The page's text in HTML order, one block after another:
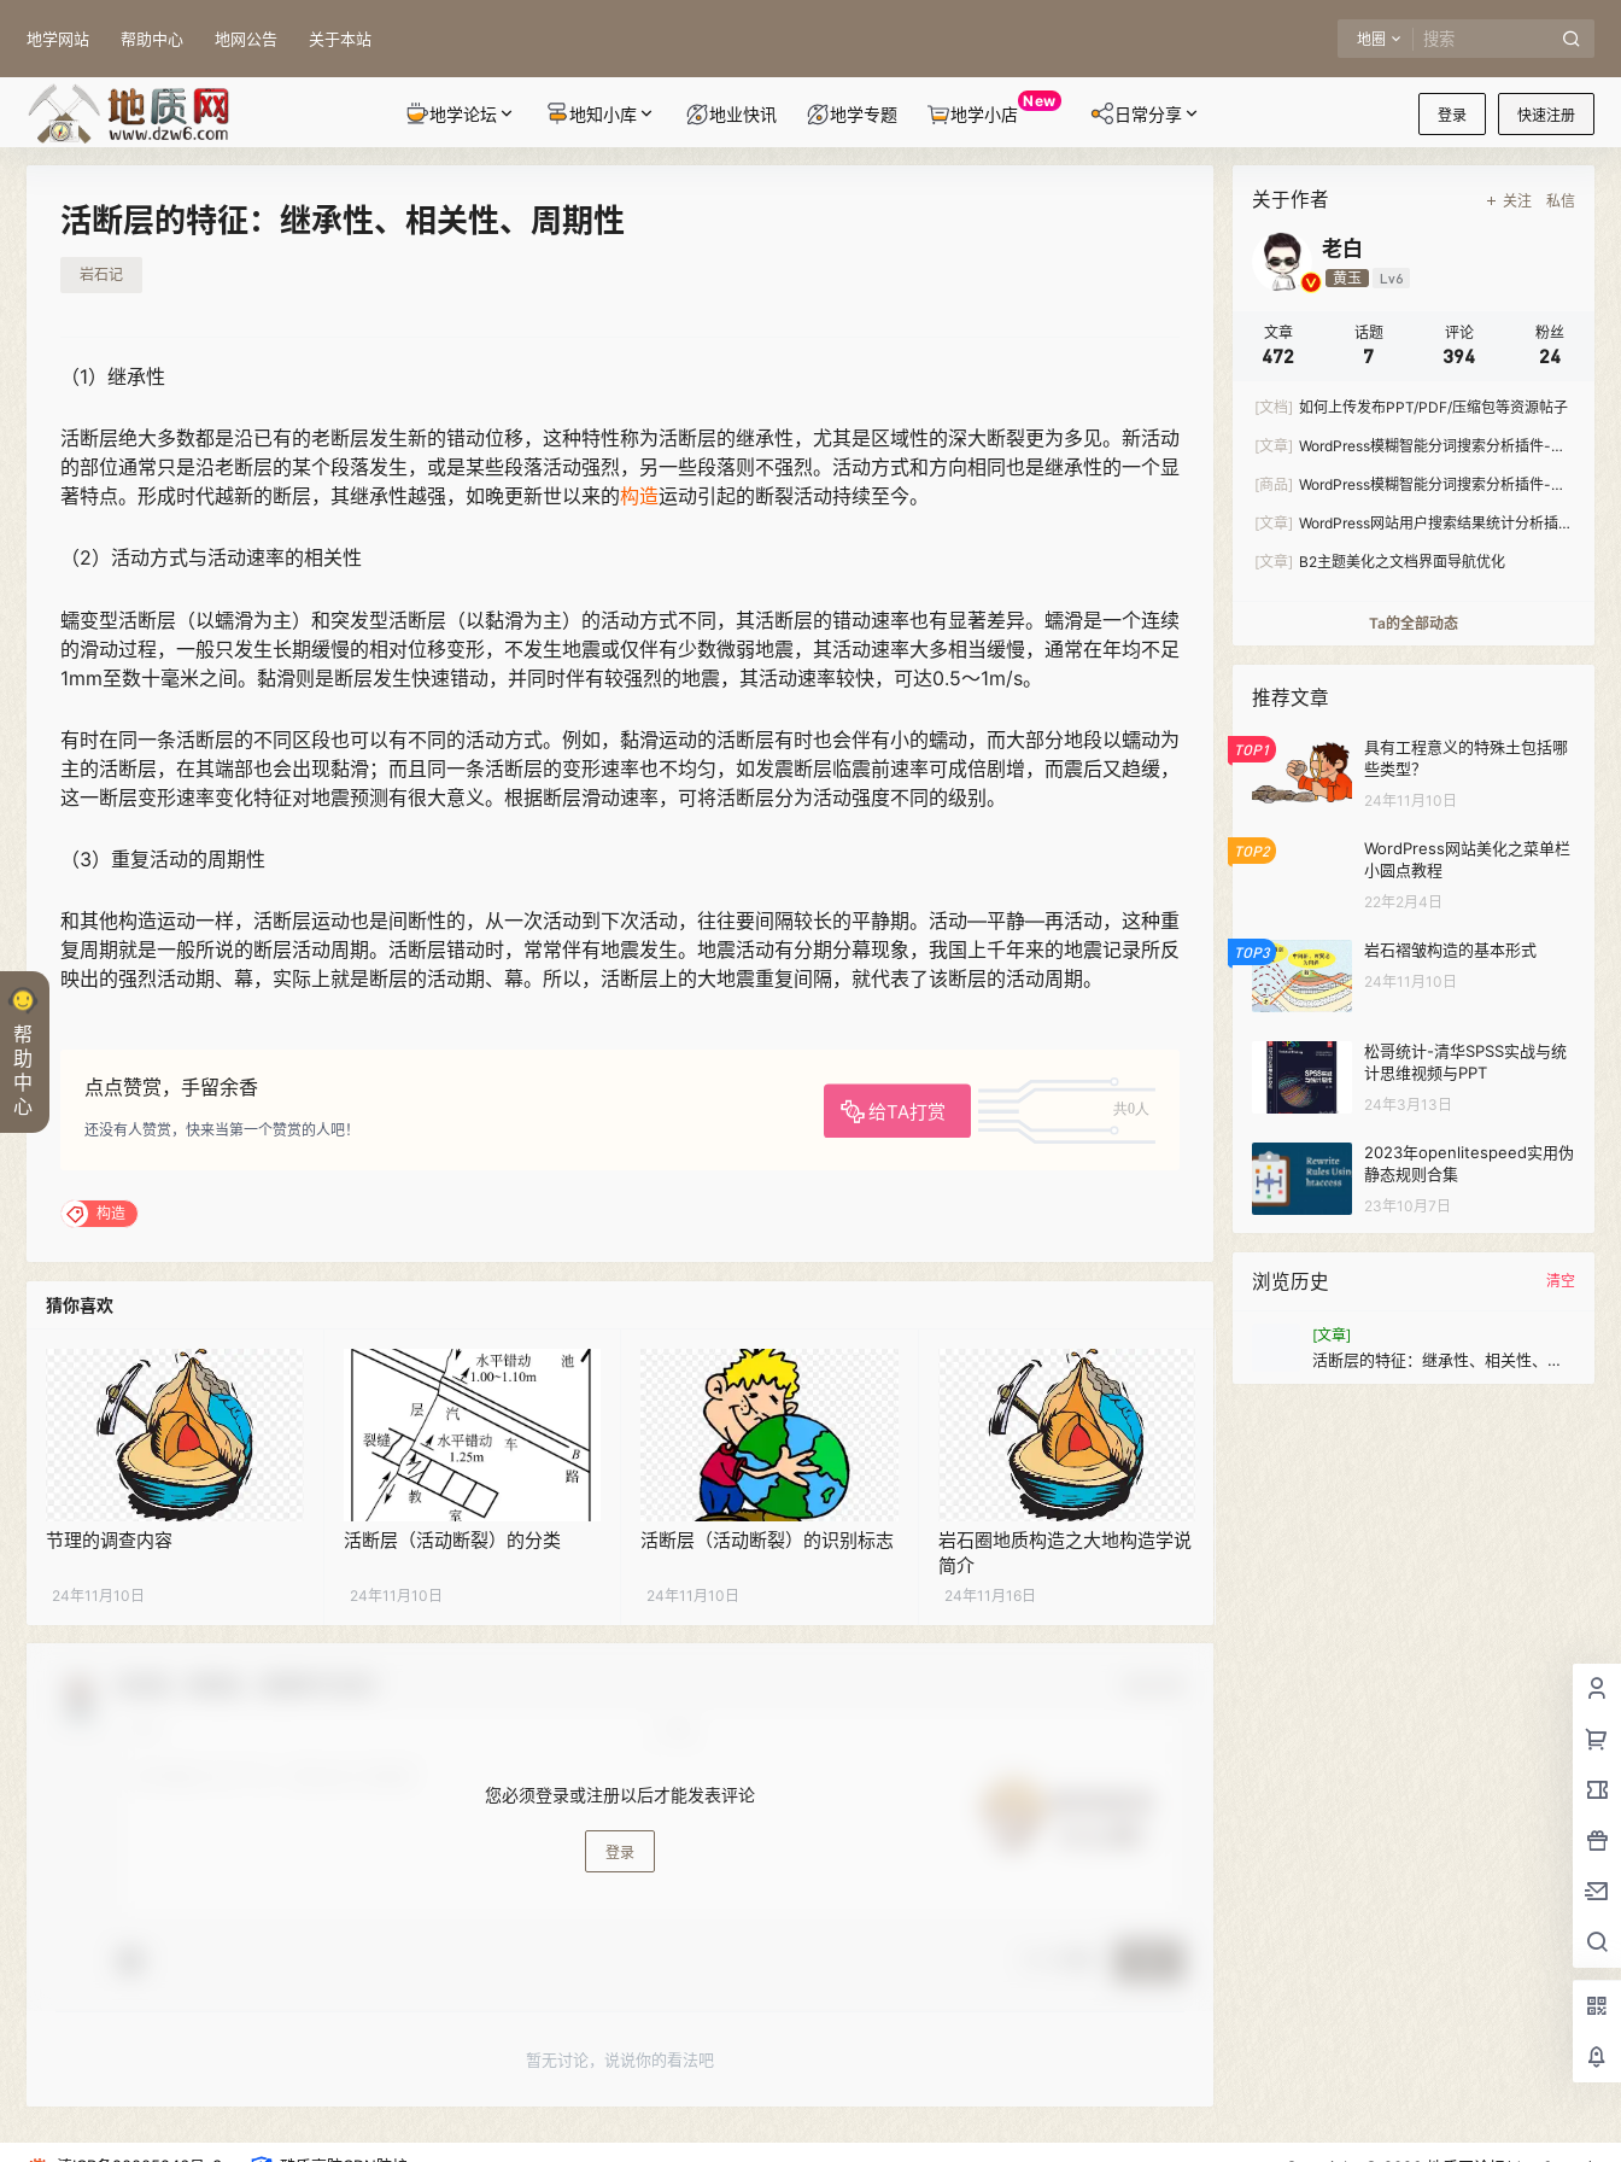
帮
助
中
心
地学网站 帮助中心 地网公告 关于本站 地圈
登录 快速注册
地学论坛 地知小库 地业快讯 地学专题 地学小店
New
日常分享
活断层的特征：继承性、相关性、周期性
岩石记
（1）继承性
活断层绝大多数都是沿已有的老断层发生新的错动位移，这种特性称为活断层的继承性，尤其是区域性的深大断裂更为多见。新活动
的部位通常只是沿老断层的某个段落发生，或是某些段落活动强烈，另一些段落则不强烈。活动方式和方向相同也是继承性的一个显
著特点。形成时代越新的断层，其继承性越强，如晚更新世以来的构造运动引起的断裂活动持续至今。
（2）活动方式与活动速率的相关性
蠕变型活断层（以蠕滑为主）和突发型活断层（以黏滑为主）的活动方式不同，其活断层的错动速率也有显著差异。蠕滑是一个连续
的滑动过程，一般只发生长期缓慢的相对位移变形，不发生地震或仅伴有少数微弱地震，其活动速率大多相当缓慢，通常在年均不足
1mm至数十毫米之间。黏滑则是断层发生快速错动，并同时伴有较强烈的地震，其活动速率较快，可达0.5～1m/s。
有时在同一条活断层的不同区段也可以有不同的活动方式。例如，黏滑运动的活断层有时也会伴有小的蠕动，而大部分地段以蠕动为
主的活断层，在其端部也会出现黏滑；而且同一条活断层的变形速率也不均匀，如发震断层临震前速率可成倍剧增，而震后又趋缓，
这一断层变形速率变化特征对地震预测有很大意义。根据断层滑动速率，可将活断层分为活动强度不同的级别。
（3）重复活动的周期性
和其他构造运动一样，活断层运动也是间断性的，从一次活动到下次活动，往往要间隔较长的平静期。活动—平静—再活动，这种重
复周期就是一般所说的断层活动周期。活断层错动时，常常伴有地震发生。地震活动有分期分幕现象，我国上千年来的地震记录所反
映出的强烈活动期、幕，实际上就是断层的活动期、幕。所以，活断层上的大地震重复间隔，就代表了该断层的活动周期。
点点赞赏，手留余香
给TA打赏 共0人
还没有人赞赏，快来当第一个赞赏的人吧！
构造
猜你喜欢
节理的调查内容
24年11月10日
活断层（活动断裂）的分类
24年11月10日
活断层（活动断裂）的识别标志
24年11月10日
岩石圈地质构造之大地构造学说
简介
24年11月16日
您必须登录或注册以后才能发表评论
登录
暂无讨论，说说你的看法吧
关于作者 关注 私信
老白
黄玉 Lv6
文章
472
话题
7
评论
394
粉丝
24
[文档] 如何上传发布PPT/PDF/压缩包等资源帖子
[文章] WordPress模糊智能分词搜索分析插件-
[商品] WordPress模糊智能分词搜索分析插件-
[文章] WordPress网站用户搜索结果统计分析插
[文章] B2主题美化之文档界面导航优化
Ta的全部动态
推荐文章
TOP1
具有工程意义的特殊土包括哪
些类型？
24年11月10日
TOP2
WordPress网站美化之菜单栏
小圆点教程
22年2月4日
TOP3 岩石褶皱构造的基本形式
24年11月10日
松哥统计-清华SPSS实战与统
计思维视频与PPT
24年3月13日
2023年openlitespeed实用伪
静态规则合集
23年10月7日
浏览历史 清空
[文章]
活断层的特征：继承性、相关性、周
期性